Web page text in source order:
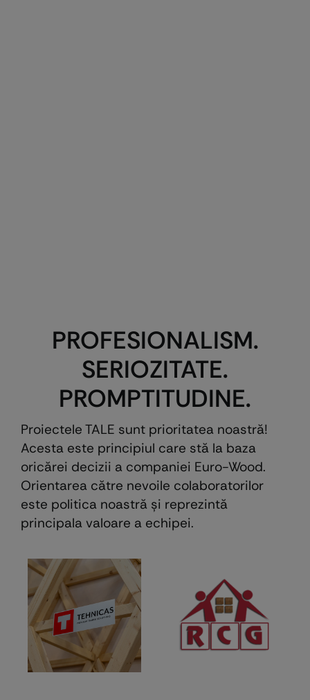
PROFESIONALISM.
SERIOZITATE.
PROMPTITUDINE.
Proiectele TALE sunt prioritatea noastră!
Acesta este principiul care stă la baza
oricărei decizii a companiei Euro-Wood.
Orientarea către nevoile colaboratorilor
este politica noastră şi reprezintă
principala valoare a echipei.